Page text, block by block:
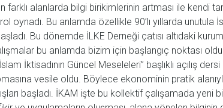
farklı alanlarda bilgi birikimlerinin artması ile kendi
oynadı. Bu anlamda özellikle 90’lı yıllarda unutula
Bu dönemde İLKE Derneği çatısı altıdaki
bu anlamda bizim için başlangıç noktası
İktisadının Güncel Meseleleri” başlıklı açılış
vesile oldu. Böylece ekonominin pratik
başladı. İKAM işte bu kollektif çalışamada yeni